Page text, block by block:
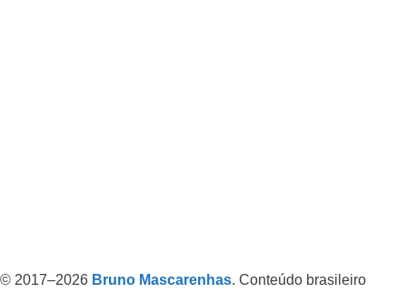
© 2017–2026 Bruno Mascarenhas. Conteúdo brasileiro